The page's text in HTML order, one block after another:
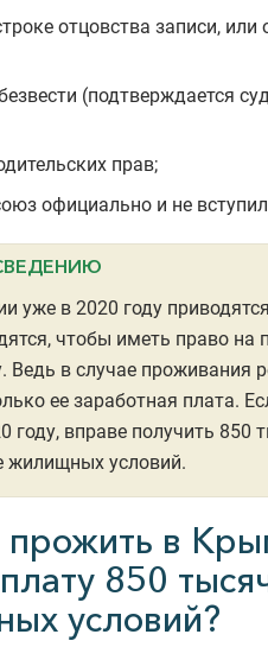
отцовства записи, или
(подтверждается
прав;
официально и не
уже в 2020 году
чтобы иметь право на
в случае проживания
ее заработная плата.
году, вправе получить 850
жилищных условий.
прожить в
850
условий?